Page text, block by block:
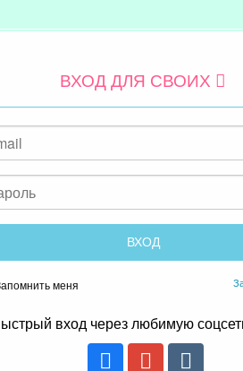
ВХОД ДЛЯ СВОИХ
меня
вход через любимую